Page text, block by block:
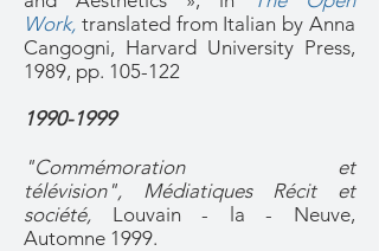
Work, translated from Italian by Anna
Cangogni, Harvard University Press,
1989, pp. 105-122
1990-1999
"Commémoration et
télévision", Médiatiques Récit et
société, Louvain - la - Neuve,
Automne 1999.